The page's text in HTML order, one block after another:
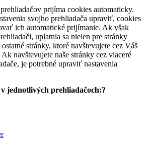
prijíma cookies automaticky.
svojho prehliadača upraviť, cookies
ich automatické prijímanie. Ak však
uplatnia sa nielen pre stránky
stránky, ktoré navštevujete cez Váš
navštevujete naše stránky cez viaceré
je potrebné upraviť nastavenia
jednotlivých prehliadačoch:?